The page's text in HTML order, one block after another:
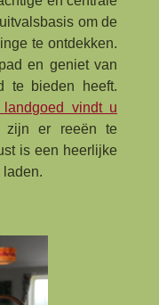
om de
te ontdekken.
en geniet van
te bieden heeft.
vindt u
zijn er reeën te
is een heerlijke
laden.